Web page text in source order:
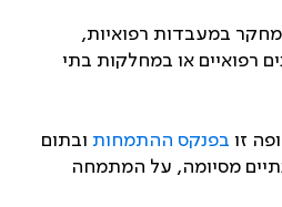
במעבדות רפואיות,
רפואיים או במחלקות בתי
זו בפנקס ההתמחות ובתום
מסיומה, על המתמחה